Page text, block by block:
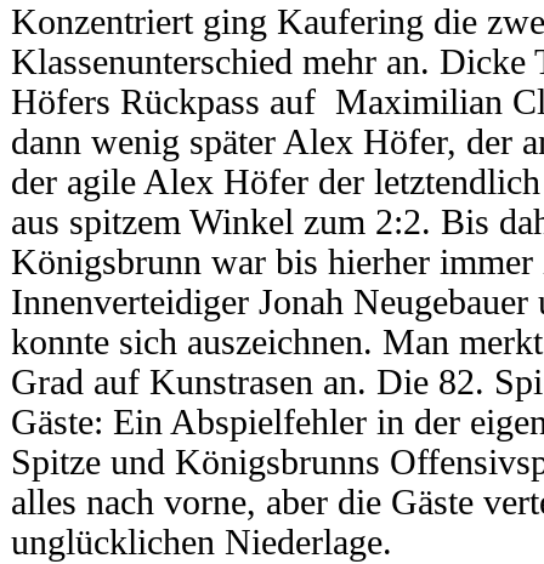
Konzentriert ging Kaufering die
Klassenunterschied mehr an.
Höfers Rückpass auf Maximilian
dann wenig später Alex Höfer, der
der agile Alex Höfer der
aus spitzem Winkel zum 2:2. Bis
Königsbrunn war bis hierher
Innenverteidiger Jonah
konnte sich auszeichnen. Man
Grad auf Kunstrasen an. Die 82.
Gäste: Ein Abspielfehler in der
Spitze und Königsbrunns
alles nach vorne, aber die Gäste
unglücklichen Niederlage.